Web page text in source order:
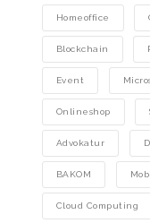
Homeoffice
Blockchain
Event
Onlineshop
Advokatur
BAKOM
Cloud Computing